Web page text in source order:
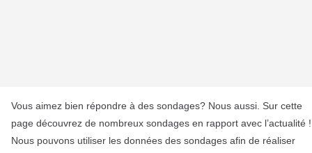
Vous aimez bien répondre à des sondages? Nous aussi. Sur cette
page découvrez de nombreux sondages en rapport avec l’actualité !
Nous pouvons utiliser les données des sondages afin de réaliser